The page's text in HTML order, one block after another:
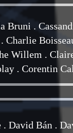
Bruni .
. Charlie
Willem .
. Corentin
. David Bán .